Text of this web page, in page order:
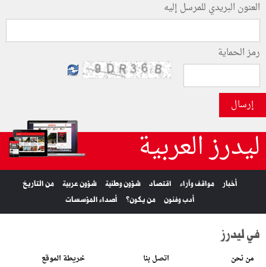
العنون البريدي للمرسل إليه
رمز الحماية
إرسال
ليدرز العربية
أخبار مواقف وآراء اقتصاد شؤون وطنية شؤون عربية
من التاريخ
أدب وفنون
من يكون؟ أصداء المؤسسات
في ليدرز
من نحن اتصل بنا خريطة الموقع